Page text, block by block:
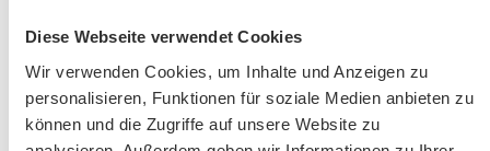
Diese Webseite verwendet Cookies
Wir verwenden Cookies, um Inhalte und Anzeigen zu
personalisieren, Funktionen für soziale Medien anbieten zu
können und die Zugriffe auf unsere Website zu
gewachst und aufpoliert
mit Innenausbau
fertig montiert
2-teilig